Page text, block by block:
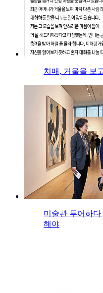
치매, 거울을 보
미술관 투어하다
해야